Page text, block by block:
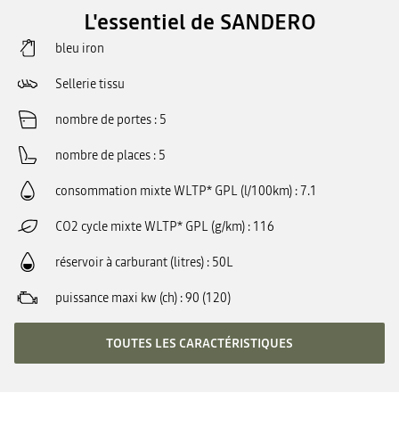
L'essentiel de SANDERO
bleu iron
Sellerie tissu
nombre de portes 5
nombre de places 5
consommation mixte WLTP* GPL (l/100km) 7.1
CO2 cycle mixte WLTP* GPL (g/km) 116
réservoir à carburant (litres) 50L
puissance maxi kw (ch) 90 (120)
TOUTES LES CARACTÉRISTIQUES